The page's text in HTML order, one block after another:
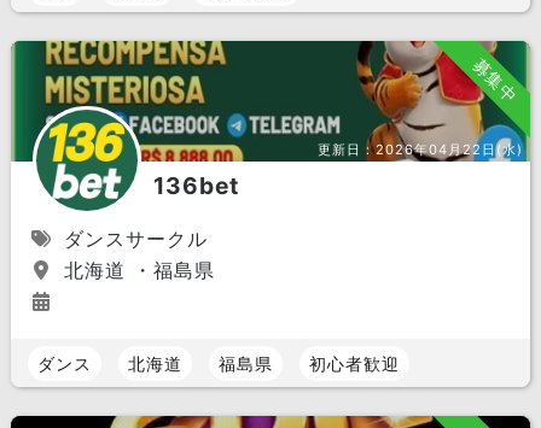
募集中
更新日：2026年04月22日(水)
136bet
ダンスサークル
北海道 ・福島県
ダンス 北海道 福島県 初心者歓迎